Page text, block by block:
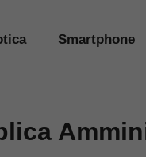
Smartphone